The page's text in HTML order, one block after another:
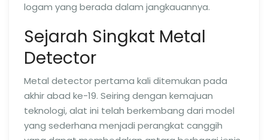
logam yang berada dalam jangkauannya.
Sejarah Singkat Metal
Detector
Metal detector pertama kali ditemukan pada
akhir abad ke-19. Seiring dengan kemajuan
teknologi, alat ini telah berkembang dari model
yang sederhana menjadi perangkat canggih